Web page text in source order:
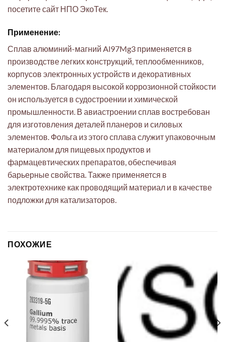
посетите сайт НПО ЭкоТек.
Применение:
Сплав алюминий-магний Al97Mg3 применяется в
производстве легких конструкций, теплообменников,
корпусов электронных устройств и декоративных
элементов. Благодаря высокой коррозионной стойкости
он используется в судостроении и химической
промышленности. В авиастроении сплав востребован
для изготовления деталей планеров и силовых
элементов. Фольга из этого сплава служит упаковочным
материалом для пищевых продуктов и
фармацевтических препаратов, обеспечивая
барьерные свойства. Также применяется в
электротехнике как проводящий материал и в качестве
подложки для катализаторов.
ПОХОЖИЕ